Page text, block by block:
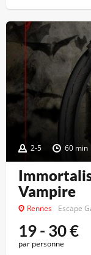
2-5 60 min
Vampire
Rennes Escape
19 - 30€
par personne